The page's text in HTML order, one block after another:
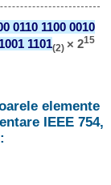
0110 1100 0010
1101(2) × 215
elemente
IEEE 754,